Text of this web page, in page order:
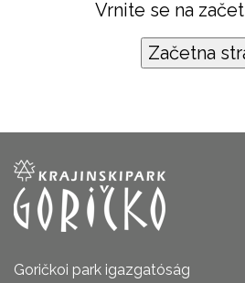
Vrnite se na
Goričkoi park igazgatóság